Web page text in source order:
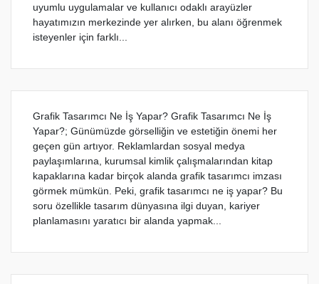
uyumlu uygulamalar ve kullanıcı odaklı arayüzler
hayatımızın merkezinde yer alırken, bu alanı öğrenmek
isteyenler için farklı...
Grafik Tasarımcı Ne İş Yapar? Grafik Tasarımcı Ne İş
Yapar?; Günümüzde görselliğin ve estetiğin önemi her
geçen gün artıyor. Reklamlardan sosyal medya
paylaşımlarına, kurumsal kimlik çalışmalarından kitap
kapaklarına kadar birçok alanda grafik tasarımcı imzası
görmek mümkün. Peki, grafik tasarımcı ne iş yapar? Bu
soru özellikle tasarım dünyasına ilgi duyan, kariyer
planlamasını yaratıcı bir alanda yapmak...